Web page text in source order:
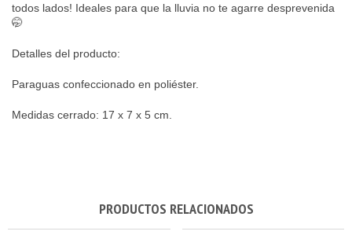
todos lados! Ideales para que la lluvia no te agarre desprevenida
🤭
Detalles del producto:
Paraguas confeccionado en poliéster.
Medidas cerrado: 17 x 7 x 5 cm.
PRODUCTOS RELACIONADOS